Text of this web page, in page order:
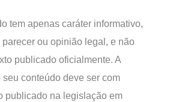
tem apenas caráter informativo,
parecer ou opinião legal, e não
publicado oficialmente. A
conteúdo deve ser com
publicado na legislação em